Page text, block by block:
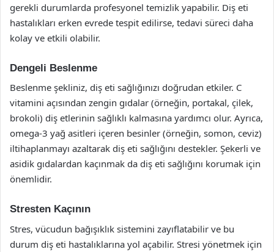
gerekli durumlarda profesyonel temizlik yapabilir. Diş eti
hastalıkları erken evrede tespit edilirse, tedavi süreci daha
kolay ve etkili olabilir.
Dengeli Beslenme
Beslenme şekliniz, diş eti sağlığınızı doğrudan etkiler. C
vitamini açısından zengin gıdalar (örneğin, portakal, çilek,
brokoli) diş etlerinin sağlıklı kalmasına yardımcı olur. Ayrıca,
omega-3 yağ asitleri içeren besinler (örneğin, somon, ceviz)
iltihaplanmayı azaltarak diş eti sağlığını destekler. Şekerli ve
asidik gıdalardan kaçınmak da diş eti sağlığını korumak için
önemlidir.
Stresten Kaçının
Stres, vücudun bağışıklık sistemini zayıflatabilir ve bu
durum diş eti hastalıklarına yol açabilir. Stresi yönetmek için